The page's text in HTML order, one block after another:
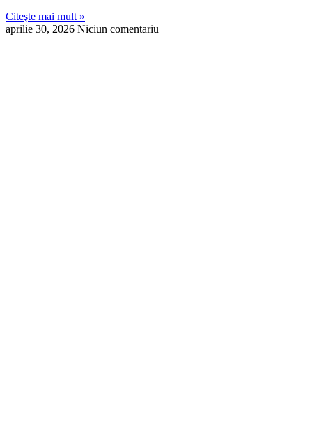
Citeşte mai mult »
aprilie 30, 2026 Niciun comentariu